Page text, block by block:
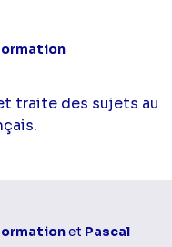
traite des sujets au
et Pascal